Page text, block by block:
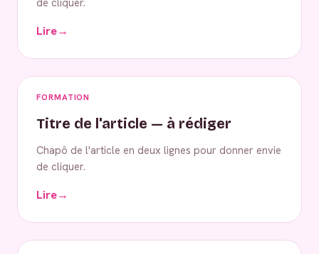
Lire→
FORMATION
Titre de l'article — à rédiger
Chapô de l'article en deux lignes pour donner envie
de cliquer.
Lire→